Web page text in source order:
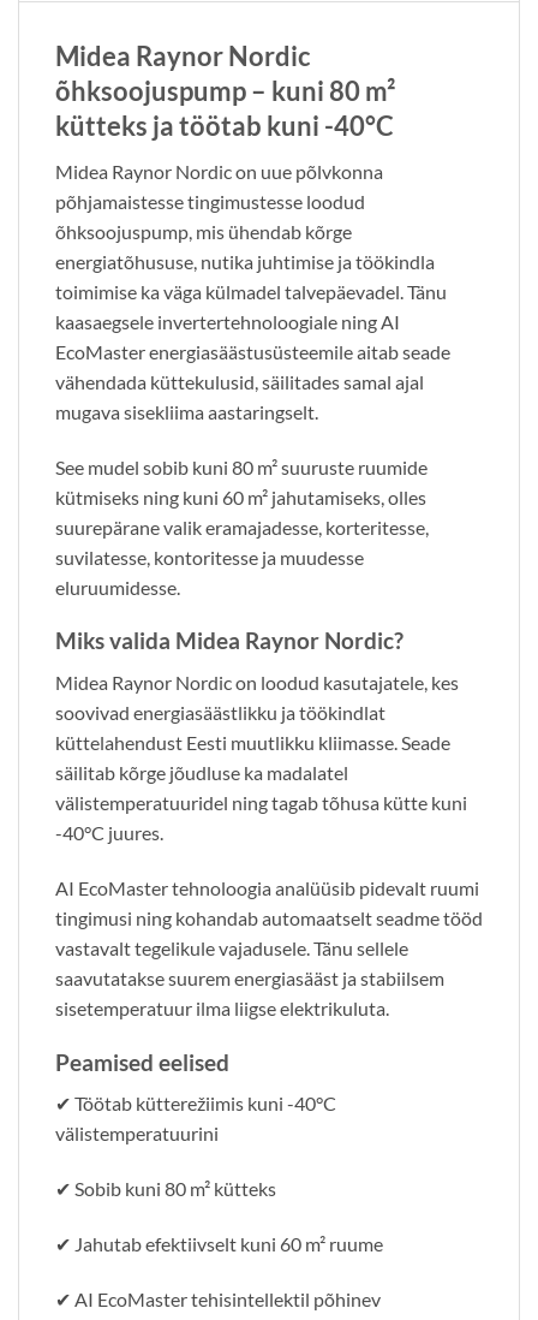
Midea Raynor Nordic
õhksoojuspump – kuni 80 m²
kütteks ja töötab kuni -40°C
Midea Raynor Nordic on uue põlvkonna
põhjamaistesse tingimustesse loodud
õhksoojuspump, mis ühendab kõrge
energiatõhususe, nutika juhtimise ja töökindla
toimimise ka väga külmadel talvepäevadel. Tänu
kaasaegsele invertertehnoloogiale ning AI
EcoMaster energiasäästusüsteemile aitab seade
vähendada küttekulusid, säilitades samal ajal
mugava sisekliima aastaringselt.
See mudel sobib kuni 80 m² suuruste ruumide
kütmiseks ning kuni 60 m² jahutamiseks, olles
suurepärane valik eramajadesse, korteritesse,
suvilatesse, kontoritesse ja muudesse
eluruumidesse.
Miks valida Midea Raynor Nordic?
Midea Raynor Nordic on loodud kasutajatele, kes
soovivad energiasäästlikku ja töökindlat
küttelahendust Eesti muutlikku kliimasse. Seade
säilitab kõrge jõudluse ka madalatel
välistemperatuuridel ning tagab tõhusa kütte kuni
-40°C juures.
AI EcoMaster tehnoloogia analüüsib pidevalt ruumi
tingimusi ning kohandab automaatselt seadme tööd
vastavalt tegelikule vajadusele. Tänu sellele
saavutatakse suurem energiasääst ja stabiilsem
sisetemperatuur ilma liigse elektrikuluta.
Peamised eelised
✔ Töötab kütterežiimis kuni -40°C
välistemperatuurini
✔ Sobib kuni 80 m² kütteks
✔ Jahutab efektiivselt kuni 60 m² ruume
✔ AI EcoMaster tehisintellektil põhinev